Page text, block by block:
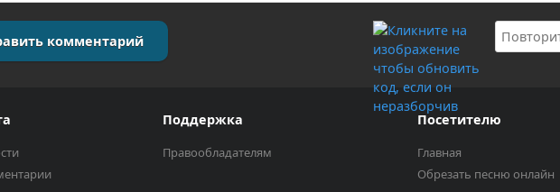
комментарий
Поддержка
Правообладателям
Посетителю
Главная
Обрезать песню онлайн